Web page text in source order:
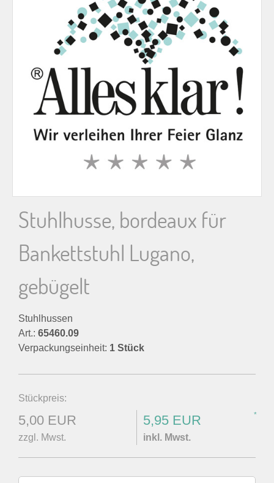
a
h
Stuhlhusse, bordeaux für
Bankettstuhl Lugano,
gebügelt
Stuhlhussen
Art.: 65460.09
Verpackungseinheit: 1 Stück
Stückpreis:
5,00 EUR
zzgl. Mwst.
5,95 EUR *
inkl. Mwst.